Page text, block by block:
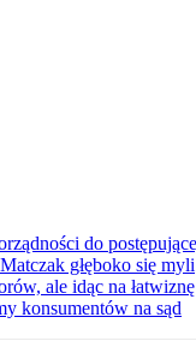
do
głęboko się myli
ale idąc na łatwiznę
konsumentów na sąd